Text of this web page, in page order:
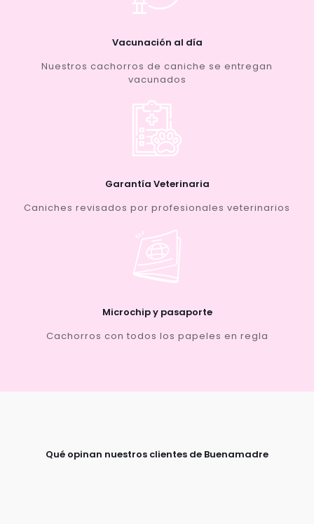
Vacunación al día
Nuestros cachorros de caniche se entregan
vacunados
Garantía Veterinaria
Caniches revisados por profesionales veterinarios
Microchip y pasaporte
Cachorros con todos los papeles en regla
Qué opinan nuestros clientes de Buenamadre